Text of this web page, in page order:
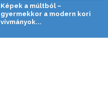
Képek a múltból –
gyermekkor a modern kori
vívmányok...